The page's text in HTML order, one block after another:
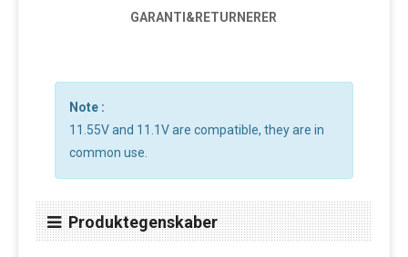
GARANTI&RETURNERER
Note :
11.55V and 11.1V are compatible, they are in
common use.
Produktegenskaber